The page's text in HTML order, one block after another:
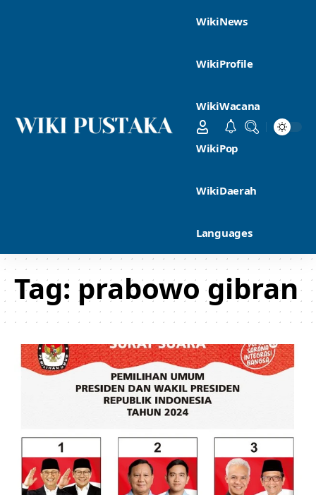
WikiNews
WikiProfile
WikiWacana
WikiPop
WikiDaerah
Languages
Tag: prabowo gibran